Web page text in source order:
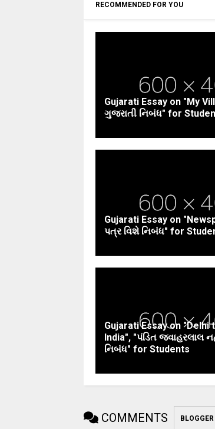
RECOMMENDED FOR YOU
Gujarati Essay on "My
ગુજરાતી નિબંધ" for
Gujarati Essay on
પત્ર વિશે નિબંધ" for
Gujarati Essay on "Delhi
India", "પંડિત જવાહરલાલ
નિબંધ" for Students
COMMENTS BLOGGER